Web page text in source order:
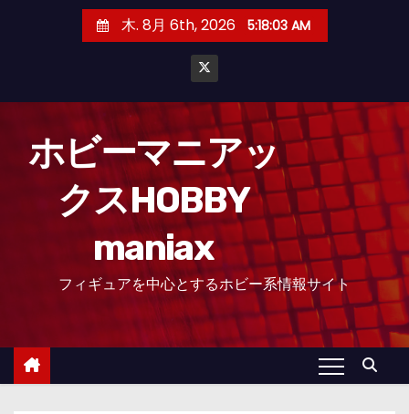
木. 8月 6th, 2026 5:18:06 AM
ホビーマニアッ
クスHOBBY
maniax
フィギュアを中心とするホビー系情報サイト